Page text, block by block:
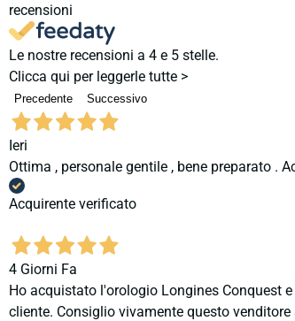
recensioni
Le nostre recensioni a 4 e 5 stelle.
Clicca qui per leggerle tutte >
Precedente Successivo
Ieri
Ottima , personale gentile , bene preparato .
Acquirente verificato
4 Giorni Fa
Ho acquistato l'orologio Longines Conquest
cliente. Consiglio vivamente questo